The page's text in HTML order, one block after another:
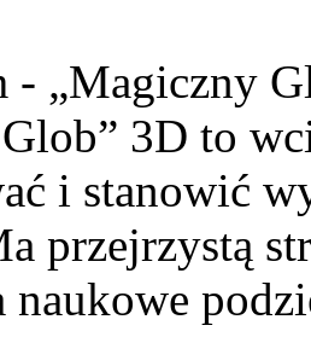
- „Magiczny
3D to
i stanowić
przejrzystą
naukowe